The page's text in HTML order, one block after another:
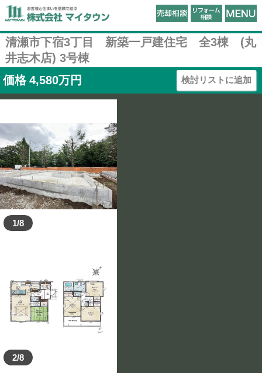
清瀬市下宿3丁目 新築一戸建住宅 全3棟 (丸
井志木店) 3号棟
価格 4,580万円 検討リストに追加
1/8
2/8